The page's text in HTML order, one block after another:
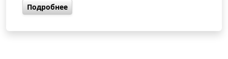
Подробнее